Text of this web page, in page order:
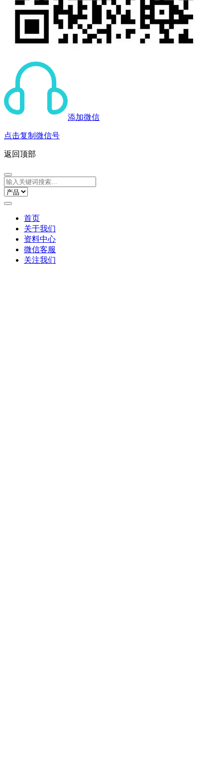
添加微信
点击复制微信号
返回顶部
首页
关于我们
资料中心
微信客服
关注我们